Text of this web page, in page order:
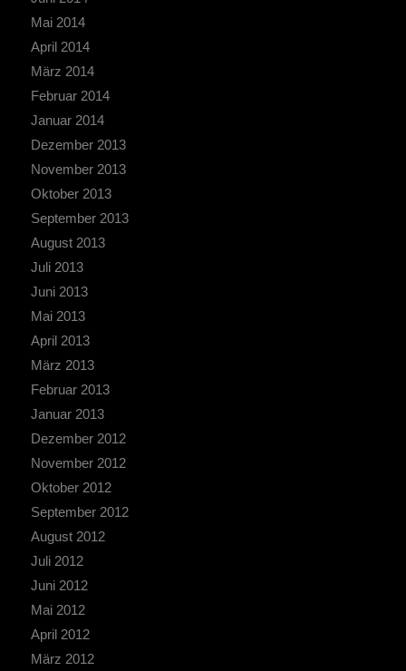
Mai 2014
April 2014
März 2014
Februar 2014
Januar 2014
Dezember 2013
November 2013
Oktober 2013
September 2013
August 2013
Juli 2013
Juni 2013
Mai 2013
April 2013
März 2013
Februar 2013
Januar 2013
Dezember 2012
November 2012
Oktober 2012
September 2012
August 2012
Juli 2012
Juni 2012
Mai 2012
April 2012
März 2012